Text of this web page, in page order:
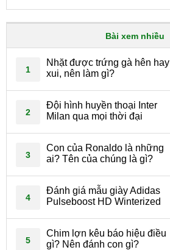
Bài xem nhiều
1
Nhặt được trứng gà hên hay
xui, nên làm gì?
2
Đội hình huyền thoại Inter
Milan qua mọi thời đại
3
Con của Ronaldo là những
ai? Tên của chúng là gì?
4
Đánh giá mẫu giày Adidas
Pulseboost HD Winterized
5
Chim lợn kêu báo hiệu điều
gì? Nên đánh con gì?